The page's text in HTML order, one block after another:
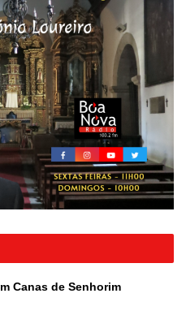
Canas de Senhorim